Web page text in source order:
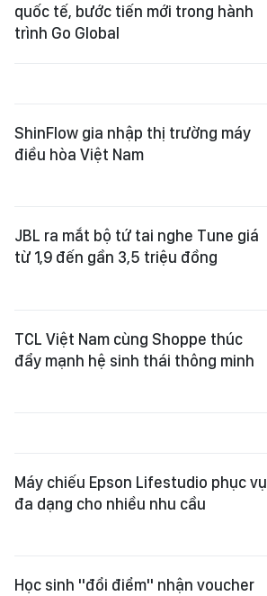
quốc tế, bước tiến mới trong hành
trình Go Global
ShinFlow gia nhập thị trường máy
điều hòa Việt Nam
JBL ra mắt bộ tứ tai nghe Tune giá
từ 1,9 đến gần 3,5 triệu đồng
TCL Việt Nam cùng Shoppe thúc
đẩy mạnh hệ sinh thái thông minh
Máy chiếu Epson Lifestudio phục vụ
đa dạng cho nhiều nhu cầu
Học sinh "đổi điểm" nhận voucher